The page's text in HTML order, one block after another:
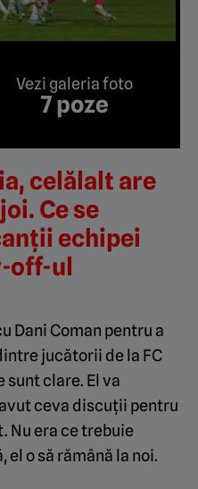
Vezi galeria foto
7 poze
celălalt are
Ce se
echipei
off-ul
Dani Coman pentru a
jucătorii de la FC
sunt clare. El va
ceva discuții pentru
Nu era ce trebuie
el o să rămână la noi.